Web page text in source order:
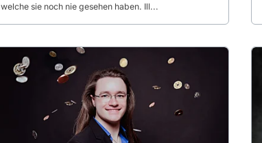
welche sie noch nie gesehen haben. Ill...